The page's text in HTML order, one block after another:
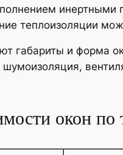
инертными
теплоизоляции
габариты и форма
шумоизоляция,
окон